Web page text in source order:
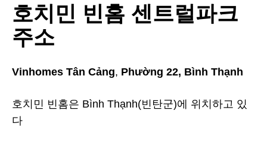
호치민 빈홈 센트럴파크
주소
Vinhomes Tân Cảng, Phường 22, Bình Thạnh
호치민 빈홈은 Bình Thạnh(빈탄군)에 위치하고 있
다